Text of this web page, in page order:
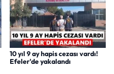
10 yıl 9 ay hapis cezası vardı!
Efeler'de yakalandı